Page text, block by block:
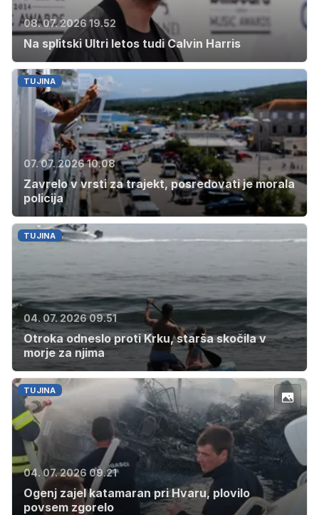
08. 07. 2026 19.52
Na splitski Ultri letos tudi Calvin Harris
TUJINA
07. 07. 2026 10.08
Zavrelo v vrsti za trajekt, posredovati je morala
policija
TUJINA
04. 07. 2026 09.51
Otroka odneslo proti Krku, starša skočila v
morje za njima
TUJINA
04. 07. 2026 09.21
Ogenj zajel katamaran pri Hvaru, plovilo
povsem zgorelo